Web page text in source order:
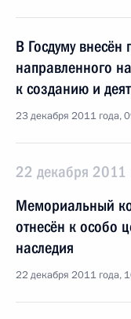
В Госдуму
направленного
к созданию и
23 декабря 2011 года,
22 декабря 2011
Мемориальный
отнесён к особо
наследия
22 декабря 2011 года,